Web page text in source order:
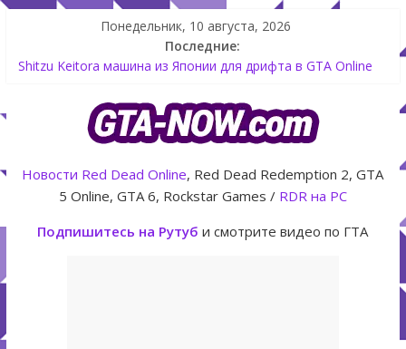
Понедельник, 10 августа, 2026
Последние:
Как создать аккаунт Rockstar Games Social Club инструкция
Shitzu Keitora машина из Японии для дрифта в GTA Online
GTA Online уже 14 июля
GTA Online: Rockstar запускает программу Fine Art Collector
Летнее обновление для GTA 5 Online The Kortz Center Heist
Новости Red Dead Online, Red Dead Redemption 2, GTA
5 Online, GTA 6, Rockstar Games / RDR на PC
Подпишитесь на Рутуб и смотрите видео по ГТА